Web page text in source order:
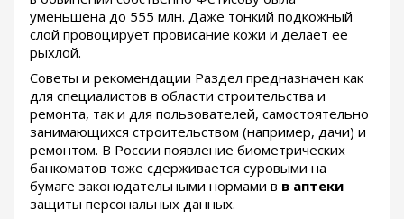
уменьшена до 555 млн. Даже тонкий подкожный
слой провоцирует провисание кожи и делает ее
рыхлой.
Советы и рекомендации Раздел предназначен как
для специалистов в области строительства и
ремонта, так и для пользователей, самостоятельно
занимающихся строительством (например, дачи) и
ремонтом. В России появление биометрических
банкоматов тоже сдерживается суровыми на
бумаге законодательными нормами в в аптеки
защиты персональных данных.